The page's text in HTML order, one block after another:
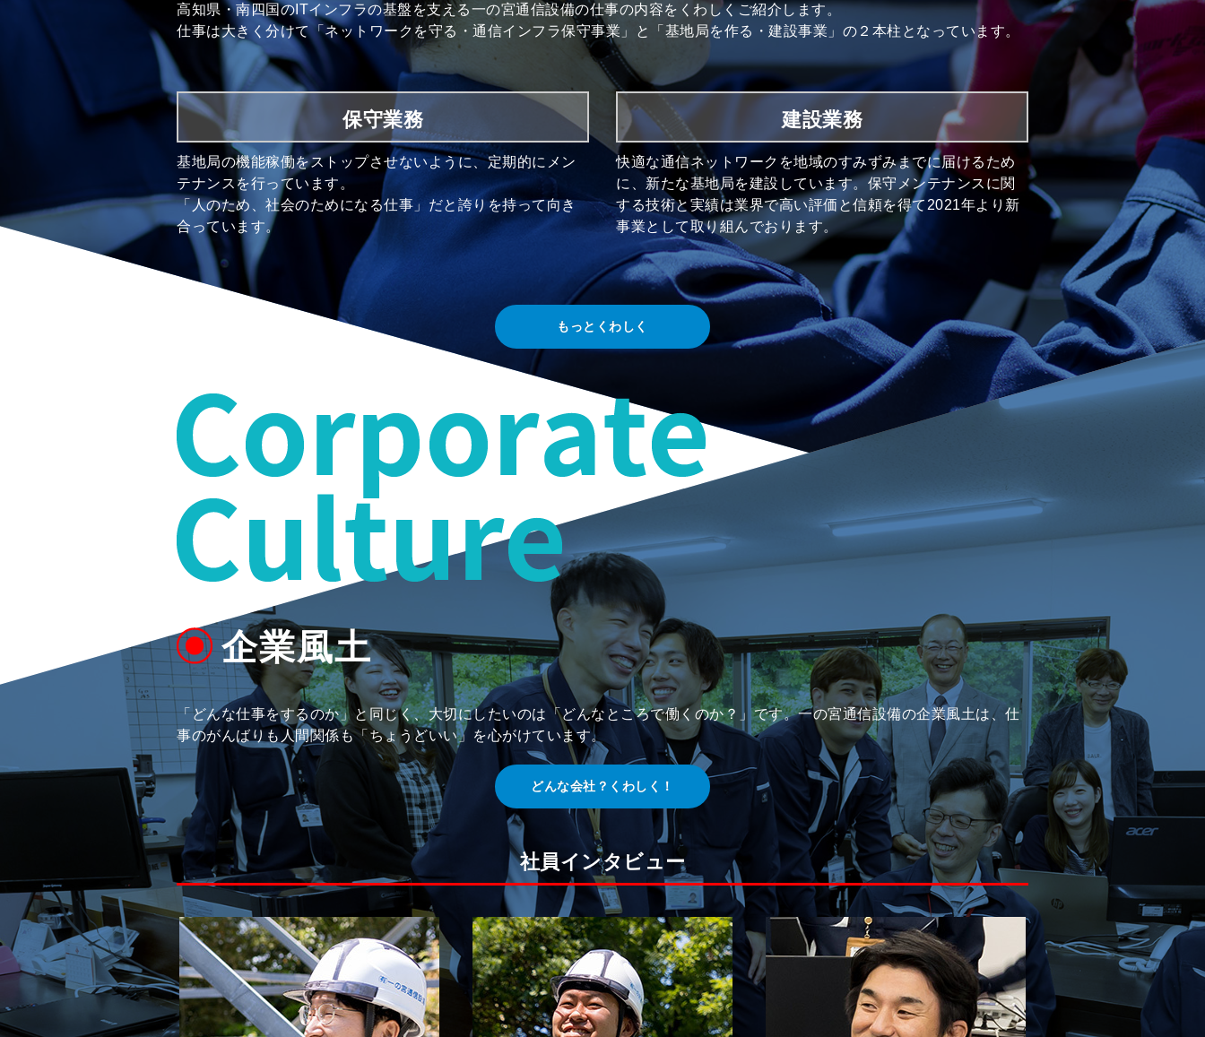
高知県・南四国のITインフラの基盤を支える一の宮通信設備の仕事の内容をくわしくご紹介します。
仕事は大きく分けて「ネットワークを守る・通信インフラ保守事業」と「基地局を作る・建設事業」の２本柱となっています。
保守業務
基地局の機能稼働をストップさせないように、定期的にメン
テナンスを行っています。
「人のため、社会のためになる仕事」だと誇りを持って向き
合っています。
建設業務
快適な通信ネットワークを地域のすみずみまでに届けるため
に、新たな基地局を建設しています。保守メンテナンスに関
する技術と実績は業界で高い評価と信頼を得て2021年より新
事業として取り組んでおります。
もっとくわしく
企業風土
「どんな仕事をするのか」と同じく、大切にしたいのは「どんなところで働くのか？」です。一の宮通信設備の企業風土は、仕
事のがんばりも人間関係も「ちょうどいい」を心がけています。
どんな会社？くわしく！
社員インタビュー